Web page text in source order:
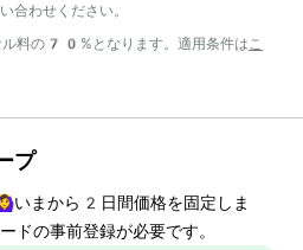
合わせください。
料の70%となります。適用条件は こ
プ
いまから 2 日間価格を固定しま
ドの事前登録が必要です。